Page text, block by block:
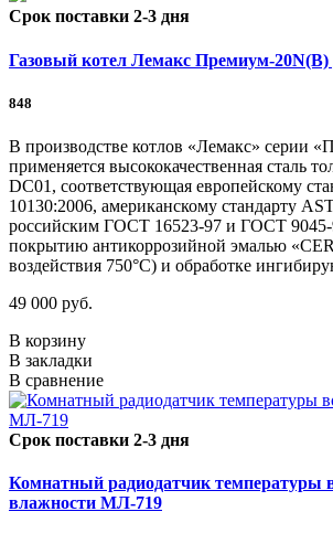
Срок поставки 2-3 дня
Газовый котел Лемакс Премиум-20N(В)
848
В производстве котлов «Лемакс» серии
применяется высококачественная сталь
DC01, соответствующая европейскому
10130:2006, американскому стандарту
российским ГОСТ 16523-97 и ГОСТ 9045-
покрытию антикоррозийной эмалью
воздействия 750°С) и обработке
49 000 руб.
В корзину
В закладки
В сравнение
Срок поставки 2-3 дня
Комнатный радиодатчик температуры
влажности МЛ-719